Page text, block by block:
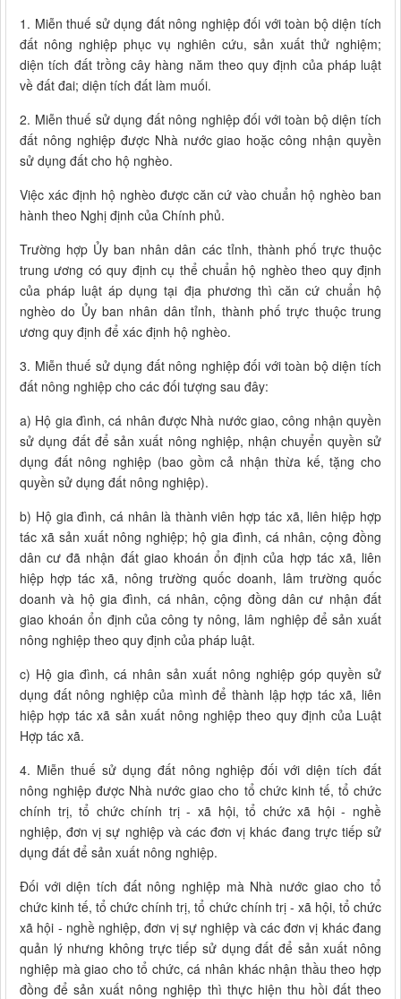
1. Miễn thuế sử dụng đất nông nghiệp đối với toàn bộ diện tích
đất nông nghiệp phục vụ nghiên cứu, sản xuất thử nghiệm;
diện tích đất trồng cây hàng năm theo quy định của pháp luật
về đất đai; diện tích đất làm muối.
2. Miễn thuế sử dụng đất nông nghiệp đối với toàn bộ diện tích
đất nông nghiệp được Nhà nước giao hoặc công nhận quyền
sử dụng đất cho hộ nghèo.
Việc xác định hộ nghèo được căn cứ vào chuẩn hộ nghèo ban
hành theo Nghị định của Chính phủ.
Trường hợp Ủy ban nhân dân các tỉnh, thành phố trực thuộc
trung ương có quy định cụ thể chuẩn hộ nghèo theo quy định
của pháp luật áp dụng tại địa phương thì căn cứ chuẩn hộ
nghèo do Ủy ban nhân dân tỉnh, thành phố trực thuộc trung
ương quy định để xác định hộ nghèo.
3. Miễn thuế sử dụng đất nông nghiệp đối với toàn bộ diện tích
đất nông nghiệp cho các đối tượng sau đây:
a) Hộ gia đình, cá nhân được Nhà nước giao, công nhận quyền
sử dụng đất để sản xuất nông nghiệp, nhận chuyển quyền sử
dụng đất nông nghiệp (bao gồm cả nhận thừa kế, tặng cho
quyền sử dụng đất nông nghiệp).
b) Hộ gia đình, cá nhân là thành viên hợp tác xã, liên hiệp hợp
tác xã sản xuất nông nghiệp; hộ gia đình, cá nhân, cộng đồng
dân cư đã nhận đất giao khoán ổn định của hợp tác xã, liên
hiệp hợp tác xã, nông trường quốc doanh, lâm trường quốc
doanh và hộ gia đình, cá nhân, cộng đồng dân cư nhận đất
giao khoán ổn định của công ty nông, lâm nghiệp để sản xuất
nông nghiệp theo quy định của pháp luật.
c) Hộ gia đình, cá nhân sản xuất nông nghiệp góp quyền sử
dụng đất nông nghiệp của mình để thành lập hợp tác xã, liên
hiệp hợp tác xã sản xuất nông nghiệp theo quy định của Luật
Hợp tác xã.
4. Miễn thuế sử dụng đất nông nghiệp đối với diện tích đất
nông nghiệp được Nhà nước giao cho tổ chức kinh tế, tổ chức
chính trị, tổ chức chính trị - xã hội, tổ chức xã hội - nghề
nghiệp, đơn vị sự nghiệp và các đơn vị khác đang trực tiếp sử
dụng đất để sản xuất nông nghiệp.
Đối với diện tích đất nông nghiệp mà Nhà nước giao cho tổ
chức kinh tế, tổ chức chính trị, tổ chức chính trị - xã hội, tổ chức
xã hội - nghề nghiệp, đơn vị sự nghiệp và các đơn vị khác đang
quản lý nhưng không trực tiếp sử dụng đất để sản xuất nông
nghiệp mà giao cho tổ chức, cá nhân khác nhận thầu theo hợp
đồng để sản xuất nông nghiệp thì thực hiện thu hồi đất theo